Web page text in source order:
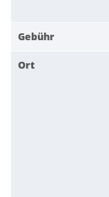
Gebühr
Ort